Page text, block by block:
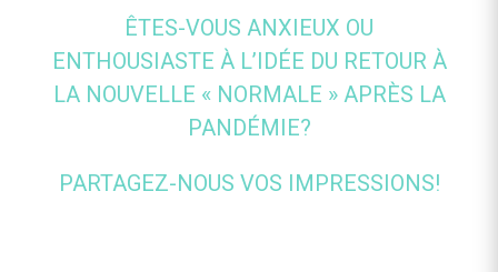
ÊTES-VOUS ANXIEUX OU
ENTHOUSIASTE À L’IDÉE DU RETOUR À
LA NOUVELLE « NORMALE » APRÈS LA
PANDÉMIE?
PARTAGEZ-NOUS VOS IMPRESSIONS!